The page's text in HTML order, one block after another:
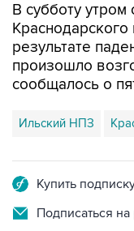
В субботу
Краснодарского
результате
произошло
сообщалось о
Ильский НПЗ
Купить
Подписаться